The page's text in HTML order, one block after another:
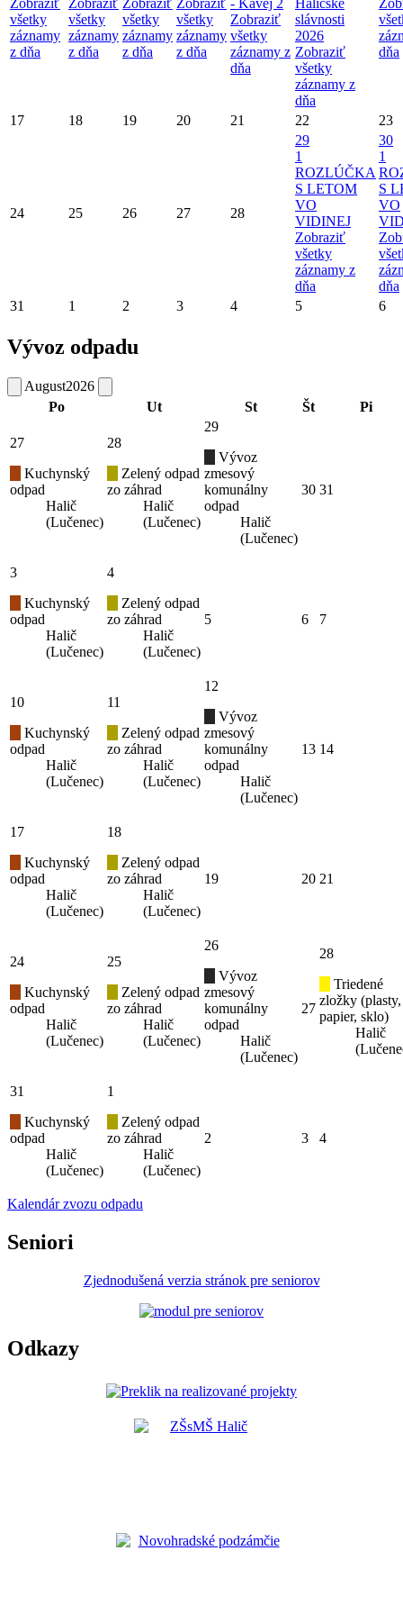
Zobraziť
všetky
záznamy
z dňa
Zobraziť
všetky
záznamy
z dňa
Zobraziť
všetky
záznamy
z dňa
Zobraziť
všetky
záznamy
z dňa
- Kavej 2
Zobraziť
všetky
záznamy z
dňa
Haličské
slávnosti
2026
Zobraziť
všetky
záznamy z
dňa
dňa
17 18 19 20 21 22 23
24 25 26 27 28
29
1
ROZLÚČKA
S LETOM
VO
VIDINEJ
Zobraziť
všetky
záznamy z
dňa
30
1
S
VO
dňa
31
1 2 3 4 5 6
Vývoz odpadu
August2026
Po
Ut St Št Pi
27
Kuchynský
odpad
Halič
(Lučenec)
28
Zelený odpad
zo záhrad
Halič
(Lučenec)
29
Vývoz
zmesový
komunálny
odpad
Halič
(Lučenec)
30 31
3
Kuchynský
odpad
Halič
(Lučenec)
4
Zelený odpad
zo záhrad
Halič
(Lučenec)
5 6 7
10
Kuchynský
odpad
Halič
(Lučenec)
11
Zelený odpad
zo záhrad
Halič
(Lučenec)
12
Vývoz
zmesový
komunálny
odpad
Halič
(Lučenec)
13 14
17
Kuchynský
odpad
Halič
(Lučenec)
18
Zelený odpad
zo záhrad
Halič
(Lučenec)
19 20 21
24
Kuchynský
odpad
Halič
(Lučenec)
25
Zelený odpad
zo záhrad
Halič
(Lučenec)
26
Vývoz
zmesový
komunálny
odpad
Halič
(Lučenec)
27
28
Triedené
zložky (plasty,
papier, sklo)
Halič
31
Kuchynský
odpad
Halič
(Lučenec)
1
Zelený odpad
zo záhrad
Halič
(Lučenec)
2 3 4
Kalendár zvozu odpadu
Seniori
Zjednodušená verzia stránok pre seniorov
Odkazy